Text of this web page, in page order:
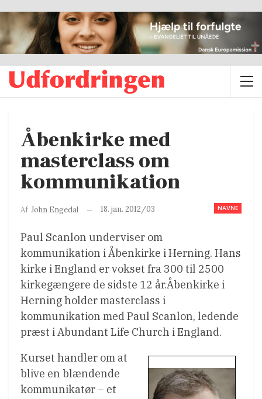
Åbenkirke med
masterclass om
kommunikation
NAVNE
Af John Engedal 18. jan. 2012/03
Paul Scanlon underviser om
kommunikation i Åbenkirke i Herning. Hans
kirke i England er vokset fra 300 til 2500
kirkegængere de sidste 12 år.Åbenkirke i
Herning holder masterclass i
kommunikation med Paul Scanlon, ledende
præst i Abundant Life Church i England.
Kurset handler om at
blive en blændende
kommunikatør – et